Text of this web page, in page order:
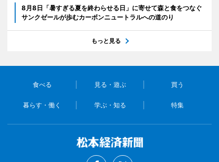
8月8日「暑すぎる夏を終わらせる日」に寄せて森と食をつなぐ
サンクゼールが歩むカーボンニュートラルへの道のり
もっと見る
食べる 見る・遊ぶ 買う
暮らす・働く 学ぶ・知る 特集